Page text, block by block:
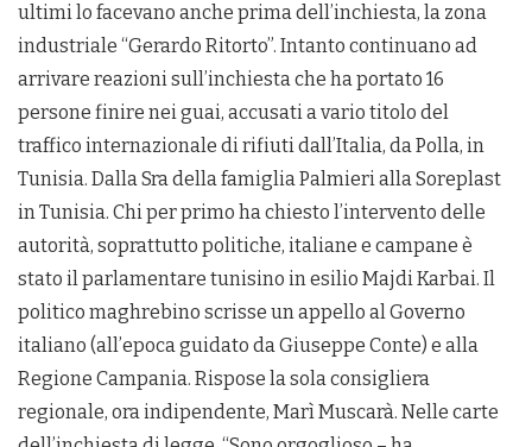
ultimi lo facevano anche prima dell’inchiesta, la zona
industriale “Gerardo Ritorto”. Intanto continuano ad
arrivare reazioni sull’inchiesta che ha portato 16
persone finire nei guai, accusati a vario titolo del
traffico internazionale di rifiuti dall’Italia, da Polla, in
Tunisia. Dalla Sra della famiglia Palmieri alla Soreplast
in Tunisia. Chi per primo ha chiesto l’intervento delle
autorità, soprattutto politiche, italiane e campane è
stato il parlamentare tunisino in esilio Majdi Karbai. Il
politico maghrebino scrisse un appello al Governo
italiano (all’epoca guidato da Giuseppe Conte) e alla
Regione Campania. Rispose la sola consigliera
regionale, ora indipendente, Marì Muscarà. Nelle carte